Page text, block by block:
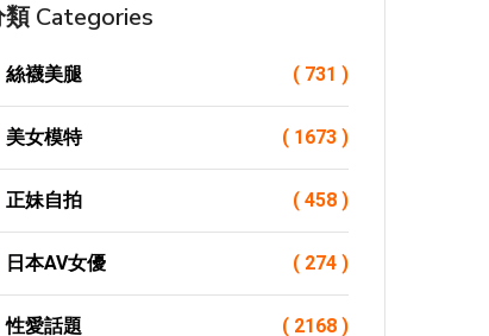
類 Categories
絲襪美腿 ( 731 )
美女模特 ( 1673 )
正妹自拍 ( 458 )
日本AV女優 ( 274 )
性愛話題 ( 2168 )